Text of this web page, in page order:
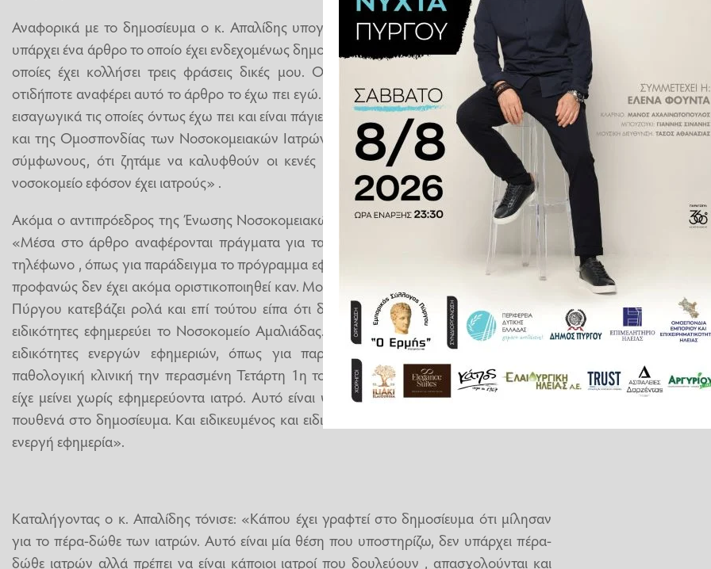
Αναφορικά με το δημοσίευμα ο κ. Απαλίδης υπογραμμίζει πως «με εντύπωση είδα ότι
υπάρχει ένα άρθρο το οποίο έχει ενδεχομένως δημοσιογραφικές πληροφορίες, πάνω στις
οποίες έχει κολλήσει τρεις φράσεις δικές μου. Οποιοσδήποτε το διαβάζει νομίζει ότι
οτιδήποτε αναφέρει αυτό το άρθρο το έχω πει εγώ. Στο τέλος υπάρχουν τρεις φράσεις σε
εισαγωγικά τις οποίες όντως έχω πει και είναι πάγιες θέσεις και δικές μου και της Ένωσης
και της Ομοσπονδίας των Νοσοκομειακών Ιατρών και νομίζω ότι όλους μας βρίσκουν
σύμφωνους, ότι ζητάμε να καλυφθούν οι κενές θέσεις και πως το Νοσοκομείο είναι
νοσοκομείο εφόσον έχει ιατρούς» .
Ακόμα ο αντιπρόεδρος της Ένωσης Νοσοκομειακών Ιατρών Πύργου αναφέρει τα εξής:
«Μέσα στο άρθρο αναφέρονται πράγματα για τα οποία δε συζητήσαμε καθόλου στο
τηλέφωνο , όπως για παράδειγμα το πρόγραμμα εφημεριών του μηνός Ιουλίου, το οποίο
προφανώς δεν έχει ακόμα οριστικοποιηθεί καν. Μου αναφέρθηκε ότι το Νοσοκομείο του
Πύργου κατεβάζει ρολά και επί τούτου είπα ότι δεν κατεβάζει ρολά, αλλά για κάποιες
ειδικότητες εφημερεύει το Νοσοκομείο Αμαλιάδας. Ανέφερα επίσης ότι υπήρχαν άλλες
ειδικότητες ενεργών εφημεριών, όπως για παράδειγμα οι ουρολόγοι . Επίσης η
παθολογική κλινική την περασμένη Τετάρτη 1η του μηνός που δούλευσα και εγώ, δεν
είχε μείνει χωρίς εφημερεύοντα ιατρό. Αυτό είναι ψευδές. Το ανέφερα και δεν φαίνεται
πουθενά στο δημοσίευμα. Και ειδικευμένος και ειδικευόμενος υπήρχε και παθολόγος σε
ενεργή εφημερία».
Καταλήγοντας ο κ. Απαλίδης τόνισε: «Κάπου έχει γραφτεί στο δημοσίευμα ότι μίλησαν
για το πέρα-δώθε των ιατρών. Αυτό είναι μία θέση που υποστηρίζω, δεν υπάρχει πέρα-
δώθε ιατρών αλλά πρέπει να είναι κάποιοι ιατροί που δουλεύουν , απασχολούνται και